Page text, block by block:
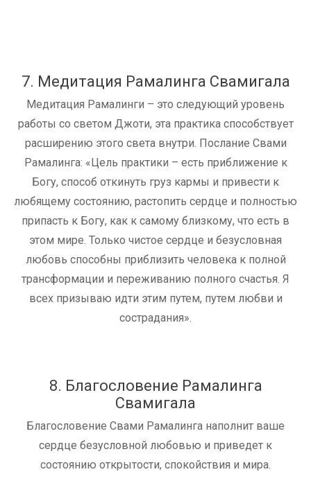
7. Медитация Рамалинга Свамигала
Медитация Рамалинги – это следующий уровень
работы со светом Джоти, эта практика способствует
расширению этого света внутри. Послание Свами
Рамалинга: «Цель практики – есть приближение к
Богу, способ откинуть груз кармы и привести к
любящему состоянию, растопить сердце и полностью
припасть к Богу, как к самому близкому, что есть в
этом мире. Только чистое сердце и безусловная
любовь способны приблизить человека к полной
трансформации и переживанию полного счастья. Я
всех призываю идти этим путем, путем любви и
сострадания».
8. Благословение Рамалинга
Свамигала
Благословение Свами Рамалинга наполнит ваше
сердце безусловной любовью и приведет к
состоянию открытости, спокойствия и мира.